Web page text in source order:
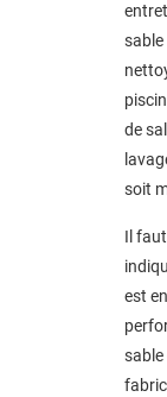
sable
de
soit
Il
est
sable